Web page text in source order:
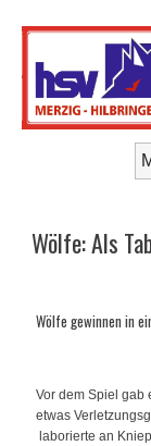
Wölfe: Als
Wölfe gewinnen in
Vor dem Spiel gab
etwas
laborierte an